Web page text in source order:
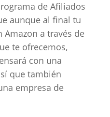
de Afiliados
aunque al final tu
Amazon a través de
te ofrecemos,
con una
que también
empresa de